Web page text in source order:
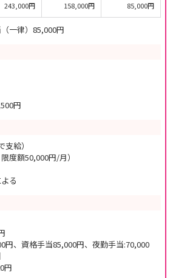
243,000円 158,000円 85,000円
一律）85,000円
円
給）
度額50,000円/月）
る
円、資格手当85,000円、夜勤手当:70,000
円